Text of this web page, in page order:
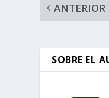
ANTERIOR
SOBRE EL